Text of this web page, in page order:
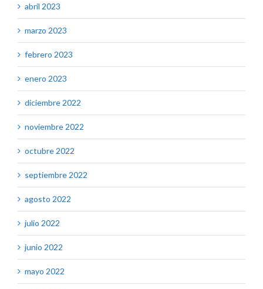
abril 2023
marzo 2023
febrero 2023
enero 2023
diciembre 2022
noviembre 2022
octubre 2022
septiembre 2022
agosto 2022
julio 2022
junio 2022
mayo 2022